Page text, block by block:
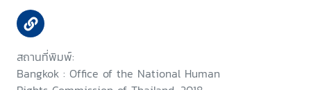
สถานที่พิมพ์:
Bangkok : Office of the National Human